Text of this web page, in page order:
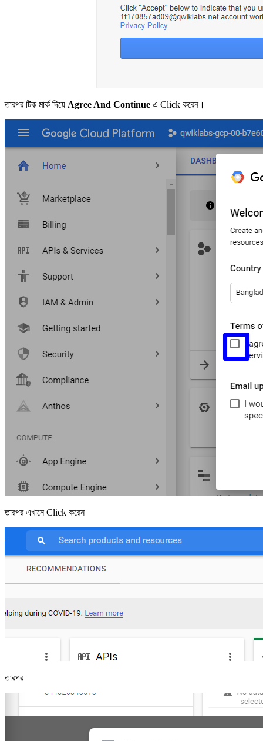
তারপর টিক মার্ক দিয়ে Agree And Continue এ Click করেন।
তারপর এখানে Click করেন
তারপর